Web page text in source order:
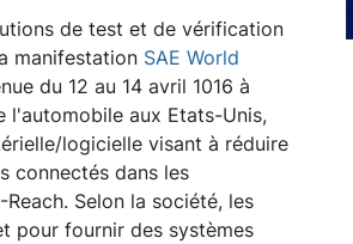
de test et de vérification
manifestation SAE World
du 12 au 14 avril 1016 à
l'automobile aux Etats-Unis,
logicielle visant à réduire
connectés dans les
Selon la société, les
pour fournir des systèmes